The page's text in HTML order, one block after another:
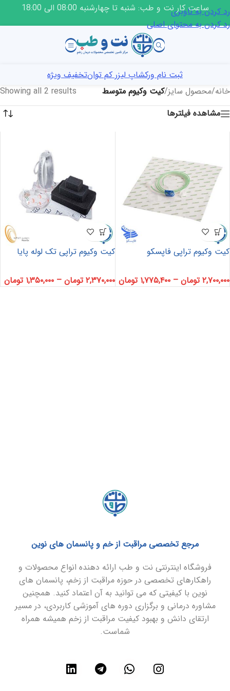
رد کردن به ناوبری
رد کردن به محتوای اصلی
ساعت کار نت و طب: شنبه تا چهارشنبه 08:00 الی 18:00
ثبت نام ورکشاپ لیزر کم توانتخفیف ویژه
خانه/محصول سایز/کیت وکیوم متوسط
Showing all 2 results
مشاهده فیلترها
کیت وکیوم تراپی فاپسکو
۲,۷۰۰,۰۰۰ تومان – ۱,۷۷۵,۴۰۰ تومان
کیت وکیوم تراپی تک لوله پایا
۲,۳۷۰,۰۰۰ تومان – ۱,۳۵۰,۰۰۰ تومان
مرجع تخصصی مراقبت از خم و پانسمان های نوین
فروشگاه اینترنتی نت و طب ارائه دهنده انواع محصولات و
راهکارهای تخصصی در حوزه مراقبت از زخم، پانسمان های
نوین با کیفیتی که می توانید به آن اعتماد کنید. همچنین
مشاوره درمانی و برگزاری دوره های آموزشی کاربردی، در مسیر
ارتقای دانش و بهبود کیفیت مراقبت از زخم همیشه همراه
شماست.